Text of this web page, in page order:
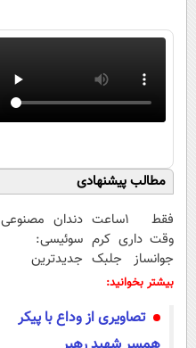
مطالب پیشنهادی
فقط 1ساعت
وقت داری کرم
جوانساز جلبک
رو با40%تخفیف
دندان مصنوعی
سوئیسی:
جدیدترین
پرداخت قسطی
بیشتر بخوانید:
تصاویری از وداع با پیکر